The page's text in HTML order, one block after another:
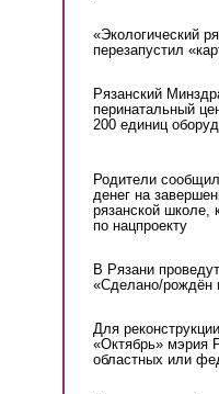
«Экологический
перезапустил
Рязанский
перинатальный
200 единиц
Родители
денег на
рязанской школе,
по нацпроекту
В Рязани
«Сделано/рождён
Для
«Октябрь» мэрия
областных или